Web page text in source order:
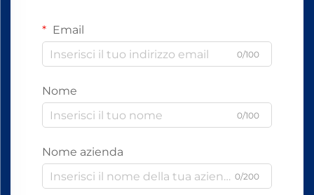
Email
0/100
Nome
0/100
Nome azienda
0/200